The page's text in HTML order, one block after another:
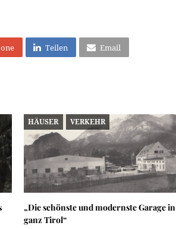
Teilen Email
HÄUSER VERKEHR
„Die schönste und modernste Garage in
ganz Tirol“